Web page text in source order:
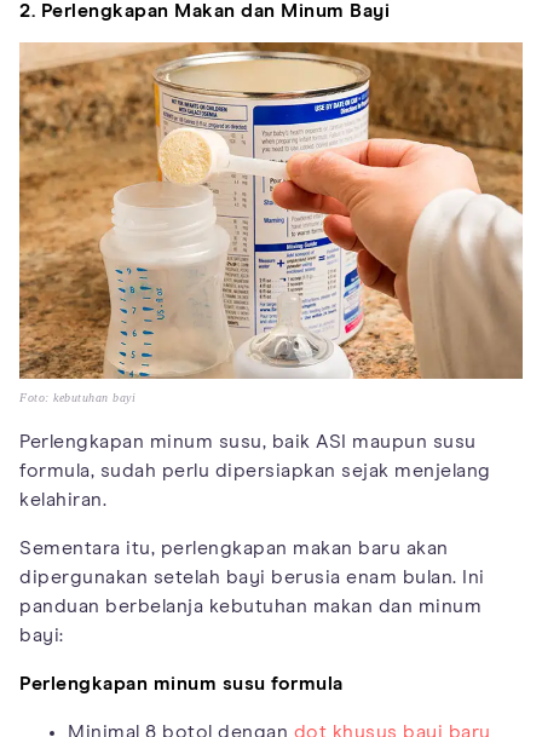
2. Perlengkapan Makan dan Minum Bayi
Foto: kebutuhan bayi
Perlengkapan minum susu, baik ASI maupun susu
formula, sudah perlu dipersiapkan sejak menjelang
kelahiran.
Sementara itu, perlengkapan makan baru akan
dipergunakan setelah bayi berusia enam bulan. Ini
panduan berbelanja kebutuhan makan dan minum
bayi:
Perlengkapan minum susu formula
Minimal 8 botol dengan dot khusus bayi baru